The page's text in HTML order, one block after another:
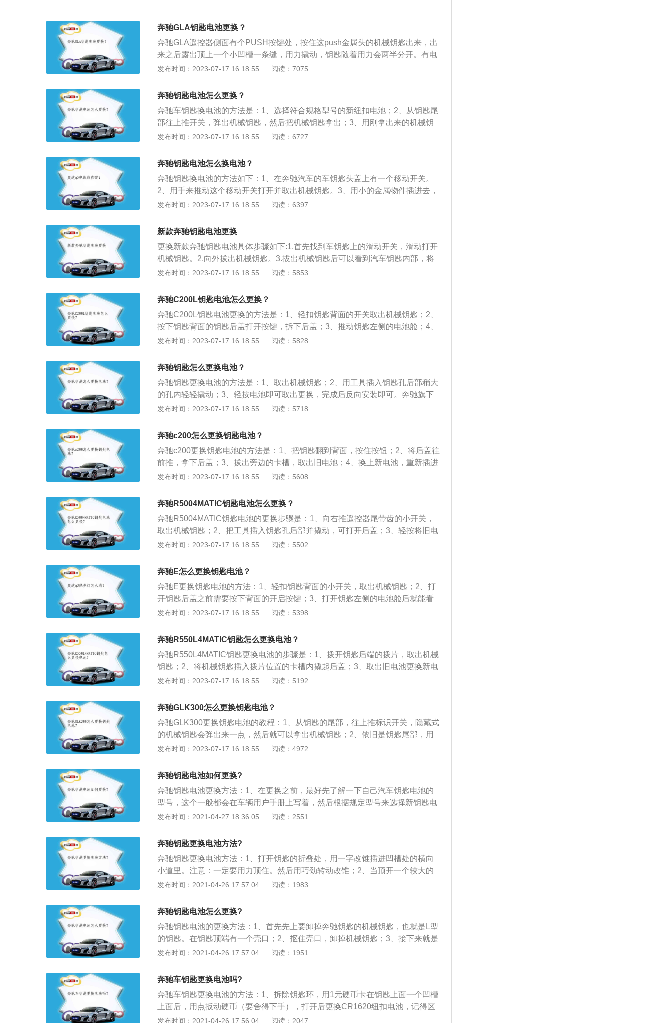
奔驰GLA钥匙电池更换？
奔驰GLA遥控器侧面有个PUSH按键处，按住这push金属头的机械钥匙出来，出
来之后露出顶上一个小凹槽一条缝，用力撬动，钥匙随着用力会两半分开。有电
路板的那一面，就是钥匙内电池所在，反过来，拿出旧的电池，在金属框位置，
开换电池的形式：遥控钥匙背面有一圆圈，中间有一道凹槽，用硬币按进凹槽拧
开盖子即可看到纽扣电池。凹槽在遥控钥匙正面与背面之间的边缝上，按凹槽大
小用相应工具即可拧开。按原电池上的编号买新的更换即可。2.工作原理：先从
钥匙发出微弱的电波，由汽车天线接收该电波信号，经电子控制单元识别信号代
码，再由该系统的执行器执行开/闭锁的动作。
发布时间：2023-07-17 16:18:55 阅读：7075
奔驰钥匙电池怎么更换？
奔驰车钥匙换电池的方法是：1、选择符合规格型号的新纽扣电池；2、从钥匙尾
部往上推开关，弹出机械钥匙，然后把机械钥匙拿出；3、用刚拿出来的机械钥
匙顶住缺口，用力往外一撬，打开钥匙外壳再进行安装电池即可。扩展内容：奔
推陈出新的创新能力以及一系列经典轿跑车款式令人称道。奔驰三叉星标志是世
界上著名的汽车及品牌标志之一。
发布时间：2023-07-17 16:18:55 阅读：6727
奔驰钥匙电池怎么换电池？
奔驰钥匙换电池的方法如下：1、在奔驰汽车的车钥匙头盖上有一个移动开关。
2、用手来推动这个移动开关打开并取出机械钥匙。3、用小的金属物件插进去，
轻轻一撬，就可以撬动奔驰品牌标志那一块，拿掉后可以看到钥匙的电池，换上
电池的寿命一般是两年，原厂的可长达六年。（2）钥匙电池没有电的时候奔驰
车会用两种形式来提示。
发布时间：2023-07-17 16:18:55 阅读：6397
新款奔驰钥匙电池更换
更换新款奔驰钥匙电池具体步骤如下:1.首先找到车钥匙上的滑动开关，滑动打开
机械钥匙。2.向外拔出机械钥匙。3.拔出机械钥匙后可以看到汽车钥匙内部，将
金属钥匙伸入，撬动汽车钥匙盖子。4.接着取下电池。5.将新电池装入，盖回汽
2.安装汽车钥匙电池时注意电池正负极。
发布时间：2023-07-17 16:18:55 阅读：5853
奔驰C200L钥匙电池怎么更换？
奔驰C200L钥匙电池更换的方法是：1、轻扣钥匙背面的开关取出机械钥匙；2、
按下钥匙背面的钥匙后盖打开按键，拆下后盖；3、推动钥匙左侧的电池舱；4、
拆下旧电池，插入新电池即可。奔驰C200L是一款中型4门5座三厢车，其车身尺
涡轮增压发动机和9挡手自一体变速箱，最大功率是115千瓦，最大扭矩是250牛
发布时间：2023-07-17 16:18:55 阅读：5828
奔驰钥匙怎么更换电池？
奔驰钥匙更换电池的方法是：1、取出机械钥匙；2、用工具插入钥匙孔后部稍大
的孔内轻轻撬动；3、轻按电池即可取出更换，完成后反向安装即可。奔驰旗下
车型有：奔驰e级、奔驰a级、奔驰s级、奔驰g级、迈巴赫等。以奔驰e200为例，
增压发动机和9挡手自一体变速箱，最大功率是135千瓦，最大功率转速是每分钟
5500转，最大扭矩是300牛米，最大扭矩转速是每分钟1200到4000转。
发布时间：2023-07-17 16:18:55 阅读：5718
奔驰c200怎么更换钥匙电池？
奔驰c200更换钥匙电池的方法是：1、把钥匙翻到背面，按住按钮；2、将后盖往
前推，拿下后盖；3、拔出旁边的卡槽，取出旧电池；4、换上新电池，重新插进
卡槽，盖上后盖。奔驰c200是一款中型车，以奔驰c2002018款运动版4matic为
米，油箱容积为66升。奔驰c2002018款运动版4matic搭载了2.0t涡轮增压直列4
缸发动机，最大功率是135千瓦，最大功率转速是每分钟5500转，与其匹配的是9
挡手自一体变速箱。
发布时间：2023-07-17 16:18:55 阅读：5608
奔驰R5004MATIC钥匙电池怎么更换？
奔驰R5004MATIC钥匙电池的更换步骤是：1、向右推遥控器尾带齿的小开关，
取出机械钥匙；2、把工具插入钥匙孔后部并撬动，可打开后盖；3、轻按将旧电
池可取出更换新电池即可。奔驰R5004MATIC车身尺寸是：长5157毫米、宽192
发动机，最大功率是285千瓦，最大扭矩是530牛米，与其匹配的是7挡手自一体
变速箱。
发布时间：2023-07-17 16:18:55 阅读：5502
奔驰E怎么更换钥匙电池？
奔驰E更换钥匙电池的方法：1、轻扣钥匙背面的小开关，取出机械钥匙；2、打
开钥匙后盖之前需要按下背面的开启按键；3、打开钥匙左侧的电池舱后就能看
见电池；4、卸下旧电池时可以使用小号一字螺丝刀，正极朝上插上新电池，把
奔驰E级长宽高分别为5078mm、1860mm、1484mm，轴距为3079mm，搭载9
发布时间：2023-07-17 16:18:55 阅读：5398
奔驰R550L4MATIC钥匙怎么更换电池？
奔驰R550L4MATIC钥匙更换电池的步骤是：1、拨开钥匙后端的拨片，取出机械
钥匙；2、将机械钥匙插入拨片位置的卡槽内撬起后盖；3、取出旧电池更换新电
池后，将钥匙安装好即可。奔驰R550L4MATIC属于中大型MPV，车身尺寸是：
载了5.5l自然吸气发动机，最大马力是388ps，最大功率是285kw。
发布时间：2023-07-17 16:18:55 阅读：5192
奔驰GLK300怎么更换钥匙电池？
奔驰GLK300更换钥匙电池的教程：1、从钥匙的尾部，往上推标识开关，隐藏式
的机械钥匙会弹出来一点，然后就可以拿出机械钥匙；2、依旧是钥匙尾部，用
刚拿出来的机械钥匙顶住标识位置，轻轻一用力，钥匙外壳就能打开；3、钥匙
轻一撬即可拿出旧电池；4、换上新电池后，注意电池正负极不能装反，接着就
是安装步骤，外壳顶端先插进，然后另一端用力按压，更换电池完成。奔驰GLK
300是梅赛德斯奔驰推出的一款车，其车身尺寸长宽高分别为4872mm、1854m
m、1454mm，轴距为2874mm。
发布时间：2023-07-17 16:18:55 阅读：4972
奔驰钥匙电池如何更换?
奔驰钥匙电池更换方法：1、在更换之前，最好先了解一下自己汽车钥匙电池的
型号，这个一般都会在车辆用户手册上写着，然后根据规定型号来选择新钥匙电
池；2、从钥匙的尾部，往上推标识开关，隐藏式的机械钥匙会弹出来一点，然
位置，轻轻一用力，钥匙外壳就能打开；4、钥匙外壳取开后，可以见到电池的
位置偏深，随便拿一个东西从两侧缝隙顺进去，轻轻一撬即可拿出旧电池；5、
换上新电池后，注意电池正负极不能装反，接着就是安装步骤，外壳顶端先插
进，然后另一端用力按压，更换电池完成。最后别忘了机械钥匙也要装回去。
发布时间：2021-04-27 18:36:05 阅读：2551
奔驰钥匙更换电池方法?
奔驰钥匙更换电池方法：1、打开钥匙的折叠处，用一字改锥插进凹槽处的横向
小道里。注意：一定要用力顶住。然后用巧劲转动改锥；2、当顶开一个较大的
缝隙后，用手拽住下面的钥匙环，使劲一拔，钥匙即分成上下两部分；3、用力
进行更换就OK了。
发布时间：2021-04-26 17:57:04 阅读：1983
奔驰钥匙电池怎么更换?
奔驰钥匙电池的更换方法：1、首先先上要卸掉奔驰钥匙的机械钥匙，也就是L型
的钥匙。在钥匙顶端有一个壳口；2、抠住壳口，卸掉机械钥匙；3、接下来就是
卸掉后面黑色的盖板了；4、用卸下来的机械钥匙去戳上图红色圈内的凸点，盖
钥匙就掉下来了。然后将买来的电池安装进去。注意是正极朝上；6、电池安装
完毕接着将盖板盖上。
发布时间：2021-04-26 17:57:04 阅读：1951
奔驰车钥匙更换电池吗?
奔驰车钥匙更换电池的方法：1、拆除钥匙环，用1元硬币卡在钥匙上面一个凹槽
上面后，用点扳动硬币（要舍得下手），打开后更换CR1620纽扣电池，记得区
分正负极（正极下，负极上）。按照原样安装到位；2、初始化：更换钥匙后需
发布时间：2021-04-26 17:56:04 阅读：2047